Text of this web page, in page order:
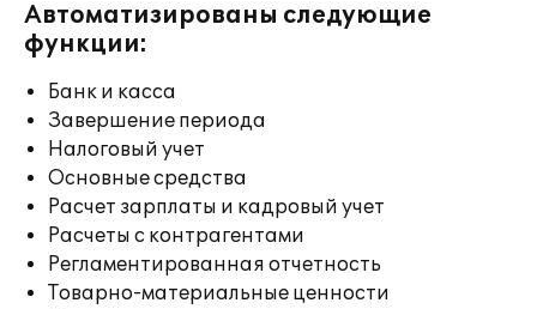
Автоматизированы следующие
функции:
Банк и касса
Завершение периода
Налоговый учет
Основные средства
Расчет зарплаты и кадровый учет
Расчеты с контрагентами
Регламентированная отчетность
Товарно-материальные ценности